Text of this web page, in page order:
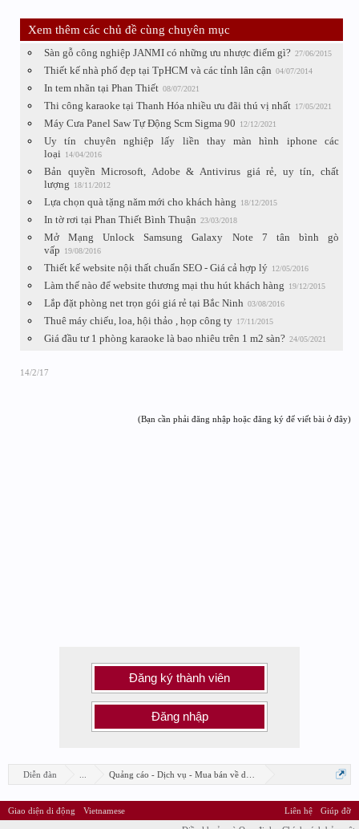
Xem thêm các chủ đề cùng chuyên mục
Sàn gỗ công nghiệp JANMI có những ưu nhược điểm gì? 27/06/2015
Thiết kế nhà phố đẹp tại TpHCM và các tỉnh lân cận 04/07/2014
In tem nhãn tại Phan Thiết 08/07/2021
Thi công karaoke tại Thanh Hóa nhiều ưu đãi thú vị nhất 17/05/2021
Máy Cưa Panel Saw Tự Động Scm Sigma 90 12/12/2021
Uy tín chuyên nghiệp lấy liền thay màn hình iphone các
loại
14/04/2016
Bản quyền Microsoft, Adobe & Antivirus giá rẻ, uy tín, chất
lượng
18/11/2012
Lựa chọn quà tặng năm mới cho khách hàng 18/12/2015
In tờ rơi tại Phan Thiết Bình Thuận 23/03/2018
Mở Mạng Unlock Samsung Galaxy Note 7 tân bình gò
vấp
19/08/2016
Thiết kế website nội thất chuẩn SEO - Giá cả hợp lý 12/05/2016
Làm thế nào để website thương mại thu hút khách hàng 19/12/2015
Lắp đặt phòng net trọn gói giá rẻ tại Bắc Ninh 03/08/2016
Thuê máy chiếu, loa, hội thảo , họp công ty 17/11/2015
Giá đầu tư 1 phòng karaoke là bao nhiêu trên 1 m2 sàn? 24/05/2021
14/2/17
(Bạn cần phải đăng nhập hoặc đăng ký để viết bài ở đây)
Đăng ký thành viên
Đăng nhập
Diễn đàn Quảng cáo - Dịch vụ - Mua bán về design
Giao diện di động Vietnamese Liên hệ
Giúp đỡ